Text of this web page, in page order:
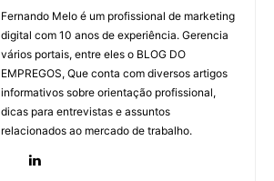
Fernando Melo é um profissional de marketing
digital com 10 anos de experiência. Gerencia
vários portais, entre eles o BLOG DO
EMPREGOS, Que conta com diversos artigos
informativos sobre orientação profissional,
dicas para entrevistas e assuntos
relacionados ao mercado de trabalho.